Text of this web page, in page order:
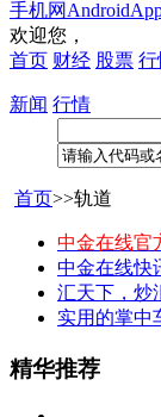
手机网 Android
欢迎您，
首页 财经 股票 行
新闻 行情
首页>>轨道
中金在线官
中金在线快
汇天下，炒
实用的掌中
精华推荐